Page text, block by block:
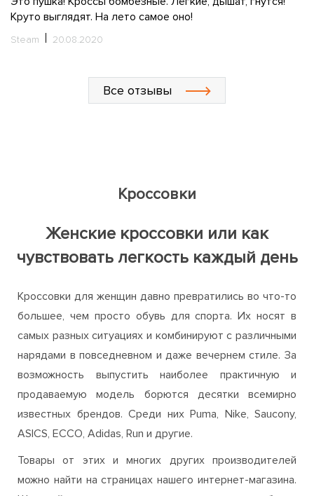
low w без его ведома, чтоб сюрприз был. Жаль, не
угадала: ему не очень понравились внешне. Говорит,
шнуровка неудобная и подошва жёсткая. Но я вижу, что
что понравилось - это то, что эмблему видно: можно
хвастать брендом.
Кроссовки
Женские кроссовки или как
чувствовать легкость каждый день
Кроссовки для женщин давно превратились во что-то
большее, чем просто обувь для спорта. Их носят в
самых разных ситуациях и комбинируют с различными
нарядами в повседневном и даже вечернем стиле. За
продаваемую модель борются десятки всемирно
известных брендов. Среди них Puma, Nike, Saucony,